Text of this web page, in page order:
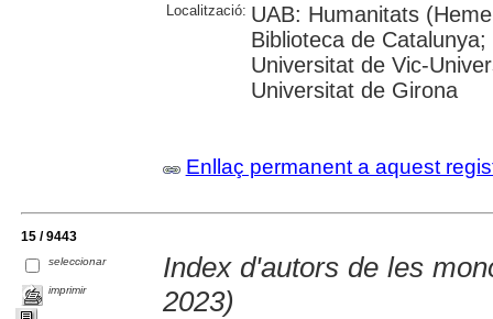
Localització: UAB: Humanitats
Biblioteca de
Universitat de Vic-
Universitat de Girona
Enllaç permanent a aquest
15 / 9443
seleccionar
imprimir
Index d'autors de les
2023)